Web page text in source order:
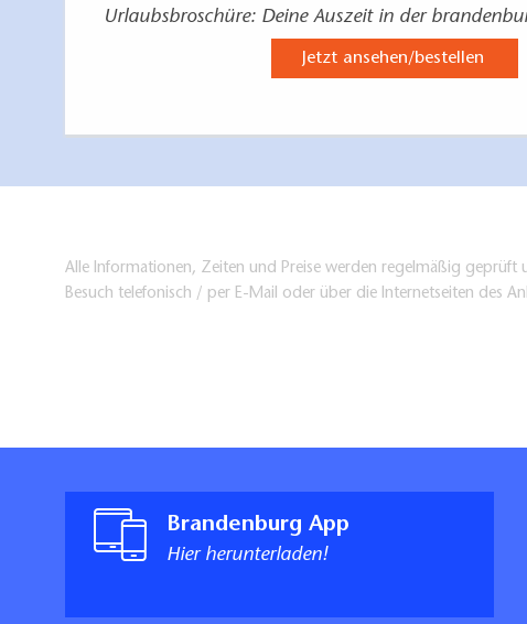
Urlaubsbroschüre: Deine Auszeit in der
Jetzt ansehen/bestellen
Alle Informationen, Zeiten und Preise werden regelmäßig
Besuch telefonisch / per E-Mail oder über die Internetseiten des
Brandenburg App
Hier herunterladen!